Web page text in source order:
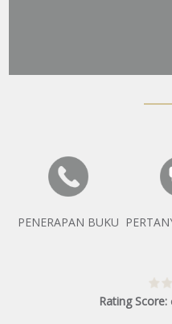
PENERAPAN BUKU
Rating Score: